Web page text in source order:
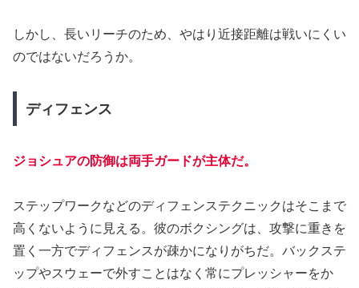
しかし、長いリーチのため、やはり近接距離は戦いにくい
のではないだろうか。
ディフェンス
ジョシュアの防御は両手ガードが主体だ。
ステップワークなどのディフェンステクニックはそこまで
高くないように見える。彼のボクシングは、攻撃に重きを
置く一方でディフェンスが疎かになりがちだ。バックステ
ップやスウェーで外すことはなく常にプレッシャーをか